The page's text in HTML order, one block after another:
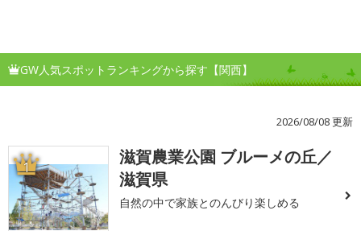
GW人気スポットランキングから探す【関西】
2026/08/08 更新
1
滋賀農業公園 ブルーメの丘／
滋賀県
自然の中で家族とのんびり楽しめる